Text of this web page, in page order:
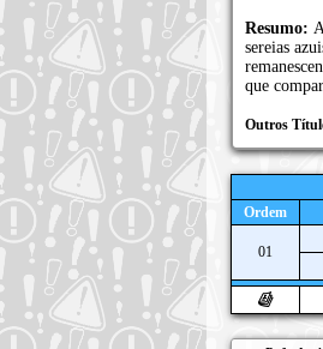
Resumo:
sereias
que
Outros
Ordem
01